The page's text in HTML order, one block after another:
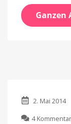
Ganzen
2. Mai 2014
4